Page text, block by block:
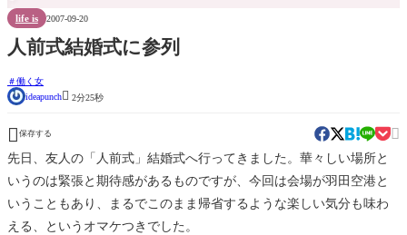
life is 2007-09-20
人前式結婚式に参列
働く女
ideapunch 2分25秒
 保存する 
先日、友人の「人前式」結婚式へ行ってきました。華々しい場所と
いうのは緊張と期待感があるものですが、今回は会場が羽田空港と
いうこともあり、まるでこのまま帰省するような楽しい気分も味わ
える、というオマケつきでした。